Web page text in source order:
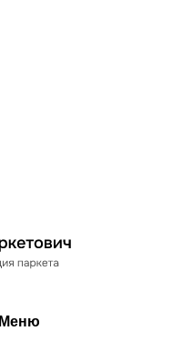
Меню